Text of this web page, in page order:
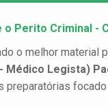
o Perito Criminal -
o melhor material
Médico Legista)
preparatórias